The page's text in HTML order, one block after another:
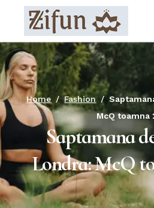
content
Home Fashion
McQ toamna
Saptamana
Londra: McQ